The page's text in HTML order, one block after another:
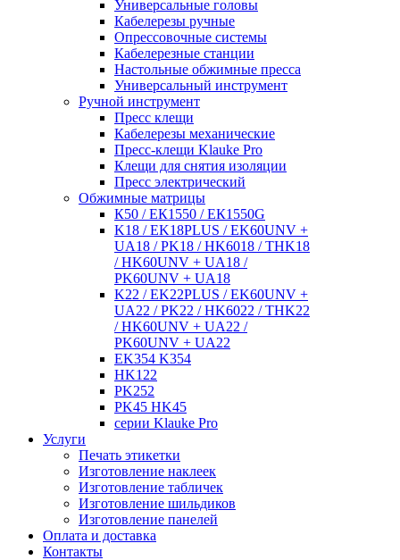
Универсальные головы
Кабелерезы ручные
Опрессовочные системы
Кабелерезные станции
Настольные обжимные пресса
Универсальный инструмент
Ручной инструмент
Пресс клещи
Кабелерезы механические
Пресс-клещи Klauke Pro
Клещи для снятия изоляции
Пресс электрический
Обжимные матрицы
К50 / ЕК1550 / ЕК1550G
K18 / EK18PLUS / EK60UNV +
UA18 / PK18 / HK6018 / THK18
/ HK60UNV + UA18 /
PK60UNV + UA18
K22 / EK22PLUS / EK60UNV +
UA22 / PK22 / HK6022 / THK22
/ HK60UNV + UA22 /
PK60UNV + UA22
EK354 K354
HK122
PK252
PK45 HK45
серии Klauke Pro
Услуги
Печать этикетки
Изготовление наклеек
Изготовление табличек
Изготовление шильдиков
Изготовление панелей
Оплата и доставка
Контакты